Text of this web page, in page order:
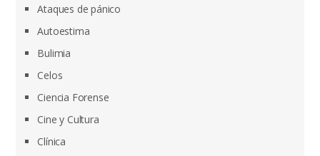
Ataques de pánico
Autoestima
Bulimia
Celos
Ciencia Forense
Cine y Cultura
Clínica